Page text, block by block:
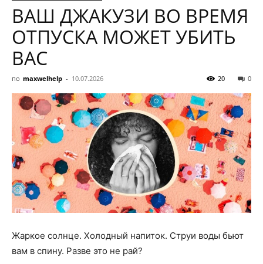
ВАШ ДЖАКУЗИ ВО ВРЕМЯ
ОТПУСКА МОЖЕТ УБИТЬ
ВАС
по maxwelhelp - 10.07.2026 0
20
Жаркое солнце. Холодный напиток. Струи воды бьют
вам в спину. Разве это не рай?